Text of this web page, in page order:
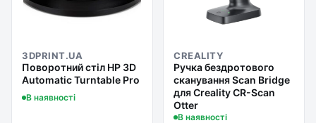
3DPRINT.UA
Поворотний стіл HP 3D
Automatic Turntable Pro
В наявності
CREALITY
Ручка бездротового
сканування Scan Bridge
для Creality CR-Scan
Otter
В наявності